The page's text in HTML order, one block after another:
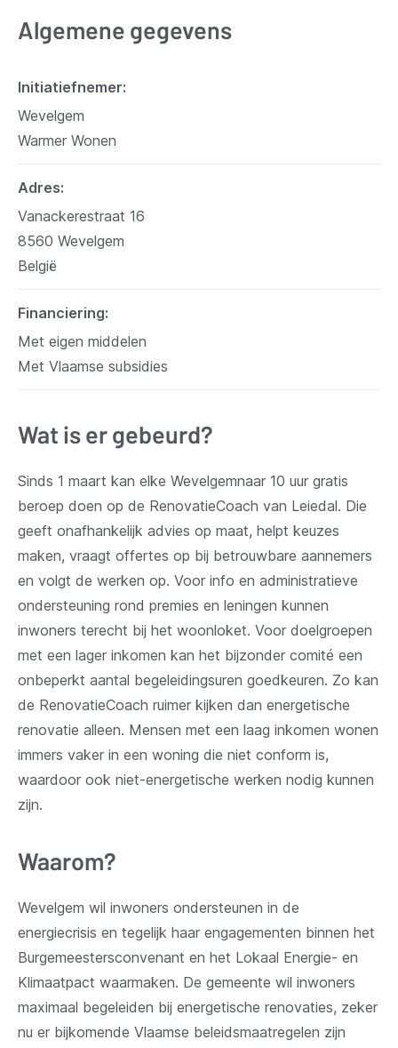
Algemene gegevens
Initiatiefnemer
Wevelgem
Warmer Wonen
Adres
Vanackerestraat 16
8560 Wevelgem
België
Financiering
Met eigen middelen
Met Vlaamse subsidies
Wat is er gebeurd?
Sinds 1 maart kan elke Wevelgemnaar 10 uur gratis
beroep doen op de RenovatieCoach van Leiedal. Die
geeft onafhankelijk advies op maat, helpt keuzes
maken, vraagt offertes op bij betrouwbare aannemers
en volgt de werken op. Voor info en administratieve
ondersteuning rond premies en leningen kunnen
inwoners terecht bij het woonloket. Voor doelgroepen
met een lager inkomen kan het bijzonder comité een
onbeperkt aantal begeleidingsuren goedkeuren. Zo kan
de RenovatieCoach ruimer kijken dan energetische
renovatie alleen. Mensen met een laag inkomen wonen
immers vaker in een woning die niet conform is,
waardoor ook niet-energetische werken nodig kunnen
zijn.
Waarom?
Wevelgem wil inwoners ondersteunen in de
energiecrisis en tegelijk haar engagementen binnen het
Burgemeestersconvenant en het Lokaal Energie- en
Klimaatpact waarmaken. De gemeente wil inwoners
maximaal begeleiden bij energetische renovaties, zeker
nu er bijkomende Vlaamse beleidsmaatregelen zijn